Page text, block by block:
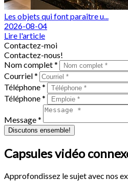
Les objets qui font paraître u...
2026-08-04
Lire l'article
Contactez-moi
Contactez-nous!
Nom complet *
Courriel *
Téléphone *
Téléphone *
Message *
Discutons ensemble!
Capsules vidéo
Approfondissez le sujet avec nos